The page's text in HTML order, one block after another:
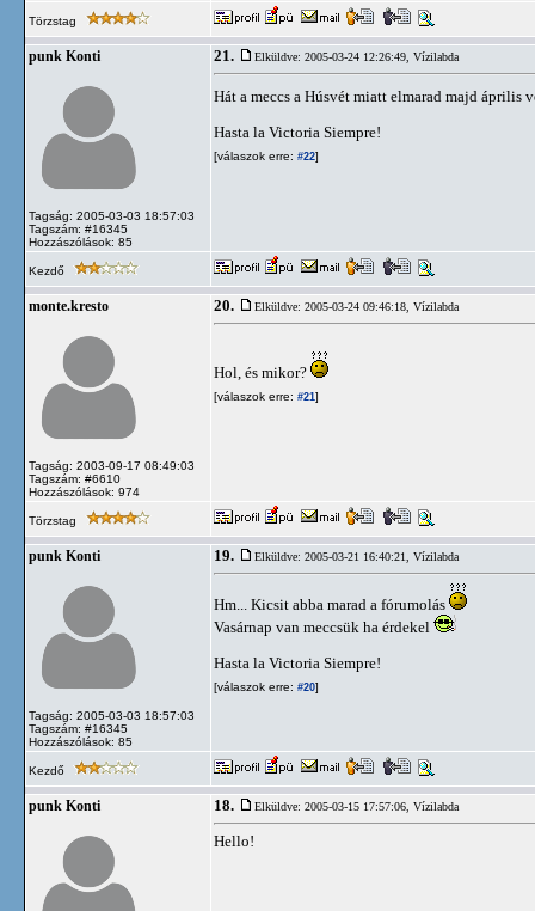
Törzstag
punk Konti
Tagság: 2005-03-03 18:57:03
Tagszám: #16345
Hozzászólások: 85
21. Elküldve: 2005-03-24 12:26:49, Vízilabda
Hát a meccs a Húsvét miatt elmarad majd április
Hasta la Victoria Siempre!
[válaszok erre: #22]
Kezdő
monte.kresto
Tagság: 2003-09-17 08:49:03
Tagszám: #6610
Hozzászólások: 974
20. Elküldve: 2005-03-24 09:46:18, Vízilabda
Hol, és mikor?
[válaszok erre: #21]
Törzstag
punk Konti
Tagság: 2005-03-03 18:57:03
Tagszám: #16345
Hozzászólások: 85
19. Elküldve: 2005-03-21 16:40:21, Vízilabda
Hm... Kicsit abba marad a fórumolás
Vasárnap van meccsük ha érdekel
Hasta la Victoria Siempre!
[válaszok erre: #20]
Kezdő
punk Konti 18. Elküldve: 2005-03-15 17:57:06, Vízilabda
Hello!